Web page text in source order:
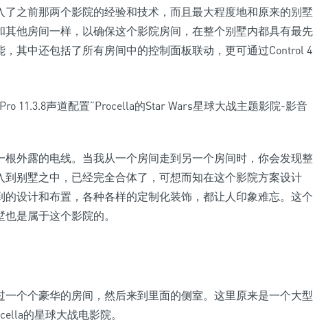
之前那两个影院的经验和技术，而且最大程度地和原来的别墅
他房间一样，以确保这个影院房间，在整个别墅内都具有最先
其中还包括了所有房间中的控制面板联动，更可通过Control 4
外露的电线。当我从一个房间走到另一个房间时，你会发现整
别墅之中，已经完全合体了，可想而知在这个影院方案设计
设计和布置，各种各样的定制化装饰，都让人印象难忘。这个
是属于这个影院的。
个个豪华的房间，然后来到里面的侧室。这里原来是一个大型
的星球大战电影院。